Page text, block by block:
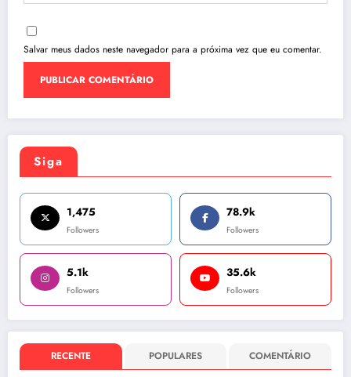
Salvar meus dados neste navegador para a próxima vez que eu comentar.
Siga
1,475
Followers
78.9k
Followers
5.1k
Followers
35.6k
Followers
RECENTE POPULARES COMENTÁRIO